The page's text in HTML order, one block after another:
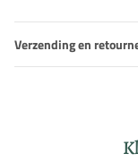
Verzending en